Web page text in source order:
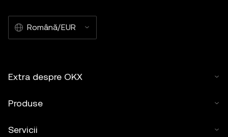
Română/EUR
Extra despre OKX
Produse
Servicii